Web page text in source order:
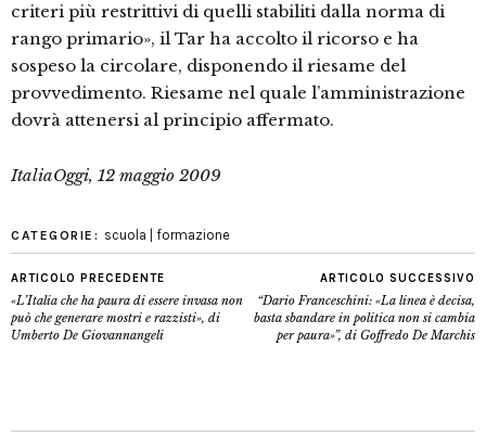
criteri più restrittivi di quelli stabiliti dalla norma di
rango primario», il Tar ha accolto il ricorso e ha
sospeso la circolare, disponendo il riesame del
provvedimento. Riesame nel quale l’amministrazione
dovrà attenersi al principio affermato.
ItaliaOggi, 12 maggio 2009
CATEGORIE: scuola | formazione
ARTICOLO PRECEDENTE
«L’Italia che ha paura di essere invasa non
può che generare mostri e razzisti», di
Umberto De Giovannangeli
ARTICOLO SUCCESSIVO
“Dario Franceschini: «La linea è decisa,
basta sbandare in politica non si cambia
per paura»”, di Goffredo De Marchis